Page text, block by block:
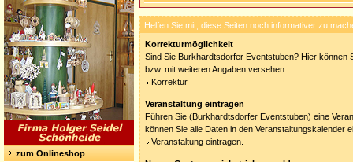
zum Onlineshop
Helfen Sie mit, diese Seiten noch informativer zu
Korrekturmöglichkeit
Sind Sie Burkhardtsdorfer Eventstuben? Hier können
bzw. mit weiteren Angaben versehen.
Korrektur
Veranstaltung eintragen
Führen Sie (Burkhardtsdorfer Eventstuben) eine
können Sie alle Daten in den Veranstaltungskalender
Veranstaltung eintragen.